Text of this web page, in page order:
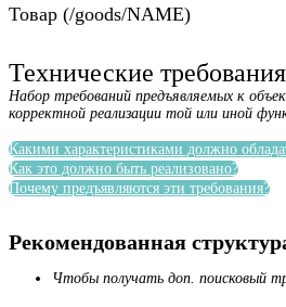
Товар (/goods/NAME)
Технические требования
Набор требований предъявляемых к
корректной реализации той или иной
Какими характеристиками должно
Как это должно быть реализовано?
Почему предъявляются эти требования?
Рекомендованная
Чтобы получать доп. поисковый